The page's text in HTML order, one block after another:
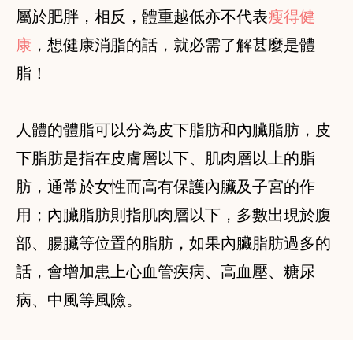
屬於肥胖，相反，體重越低亦不代表瘦得健
康 ，想健康消脂的話，就必需了解甚麼是體
脂！
人體的體脂可以分為皮下脂肪和內臟脂肪，皮
下脂肪是指在皮膚層以下、肌肉層以上的脂
肪，通常於女性而高有保護內臟及子宮的作
用；內臟脂肪則指肌肉層以下，多數出現於腹
部、腸臟等位置的脂肪，如果內臟脂肪過多的
話，會增加患上心血管疾病、高血壓、糖尿